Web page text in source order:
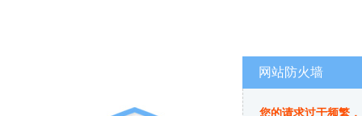
网站防火墙
您的请求过于频繁